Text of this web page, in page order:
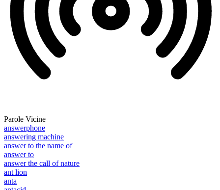
Parole Vicine
answerphone
answering machine
answer to the name of
answer to
answer the call of nature
ant lion
anta